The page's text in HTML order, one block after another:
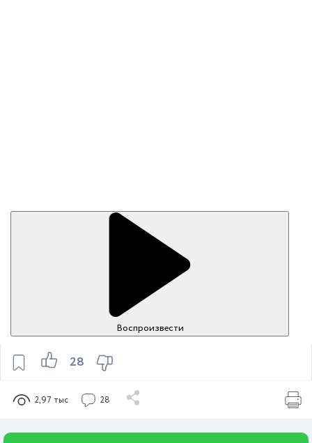
28
Воспроизвести
2,97 тыс 28